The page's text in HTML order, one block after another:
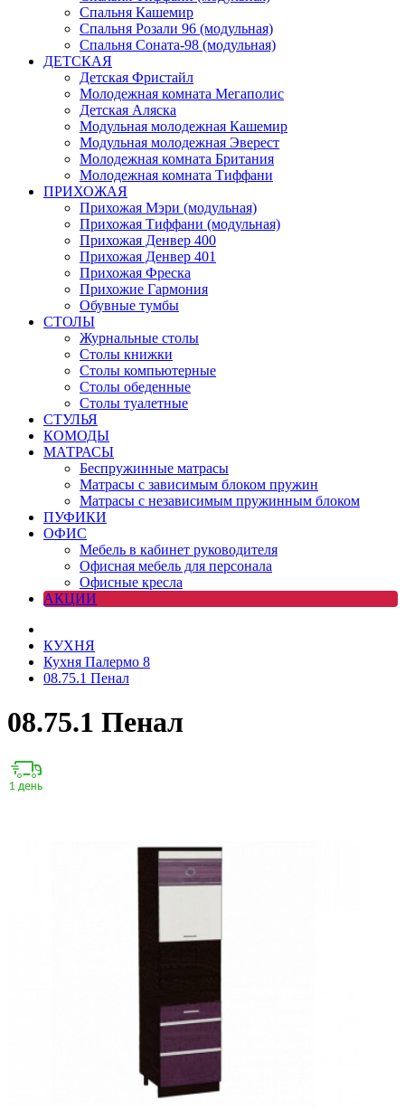
Спальня Кашемир
Спальня Розали 96 (модульная)
Спальня Соната-98 (модульная)
ДЕТСКАЯ
Детская Фристайл
Молодежная комната Мегаполис
Детская Аляска
Модульная молодежная Кашемир
Модульная молодежная Эверест
Молодежная комната Британия
Молодежная комната Тиффани
ПРИХОЖАЯ
Прихожая Мэри (модульная)
Прихожая Тиффани (модульная)
Прихожая Денвер 400
Прихожая Денвер 401
Прихожая Фреска
Прихожие Гармония
Обувные тумбы
СТОЛЫ
Журнальные столы
Столы книжки
Столы компьютерные
Столы обеденные
Столы туалетные
СТУЛЬЯ
КОМОДЫ
МАТРАСЫ
Беспружинные матрасы
Матрасы с зависимым блоком пружин
Матрасы с независимым пружинным блоком
ПУФИКИ
ОФИС
Мебель в кабинет руководителя
Офисная мебель для персонала
Офисные кресла
АКЦИИ
КУХНЯ
Кухня Палермо 8
08.75.1 Пенал
08.75.1 Пенал